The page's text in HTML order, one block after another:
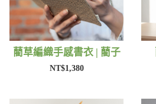
藺草編織手感書衣 | 藺子
NT$1,380